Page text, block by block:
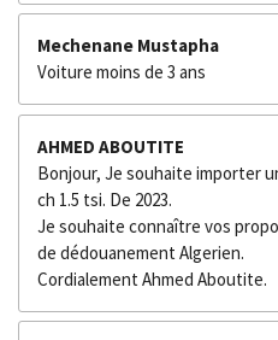
Mechenane Mustapha
Voiture moins de 3 ans
AHMED ABOUTITE
Bonjour, Je souhaite importer
ch 1.5 tsi. De 2023.
Je souhaite connaître vos
de dédouanement Algerien.
Cordialement Ahmed Aboutite.